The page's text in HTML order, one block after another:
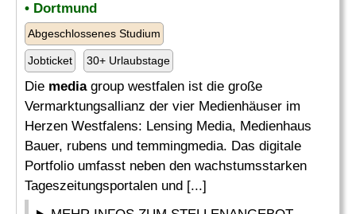
• Dortmund
Abgeschlossenes Studium
Jobticket 30+ Urlaubstage
Die mediagroup westfalen ist die große
Vermarktungsallianz der vier Medienhäuser im
Herzen Westfalens: Lensing Media, Medienhaus
Bauer, rubens und temmingmedia. Das digitale
Portfolio umfasst neben den wachstumsstarken
Tageszeitungsportalen und [...]